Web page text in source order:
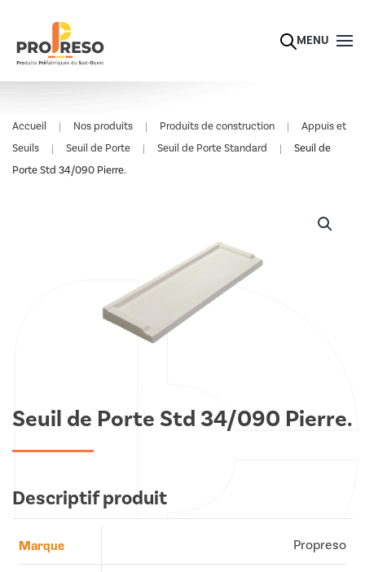
Skip to main content MENU
Accueil Nos produits Produits de construction
Appuis et
Seuils
Seuil de Porte Seuil de Porte Standard
Seuil de
Porte Std 34/090 Pierre.
Seuil de Porte Std 34/090 Pierre.
Descriptif produit
Marque Propreso